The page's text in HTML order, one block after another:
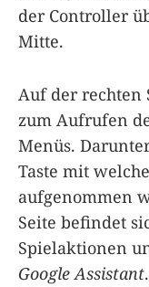
der Controller
Mitte.
Auf der rechten
zum Aufrufen
Menüs.
Taste mit
aufgenommen
Seite befindet
Spielaktionen
Google Assistant